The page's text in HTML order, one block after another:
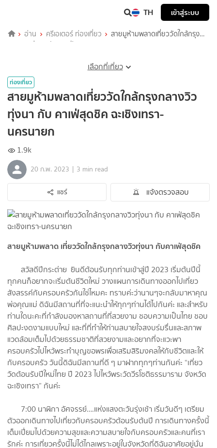
TH เข้าสู่ระบบ
อ่าน ครีเอเตอร์ ท่องเที่ยว
สายมูห้ามพลาดเที่ยววัดใกล้กรุง
กลางวิวทุ่งนา กับ คาเฟ่สุดชิค ฉะเชิงเทรา-นครนายก
เลือกที่เที่ยว
ท่องเที่ยว
สายมูห้ามพลาดเที่ยววัดใกล้กรุงกลางวิว
ทุ่งนา กับ คาเฟ่สุดชิค ฉะเชิงเทรา-
นครนายก
1.9k
20 ก.พ. 2023 | 3 min read
แชร์ แจ้งตรวจสอบ
สายมูห้ามพลาด เที่ยววัดใกล้กรุงกลางวิวทุ่งนา กับคาเฟ่สุดชิค
สวัสดีปีกระต่าย ยินดีต้อนรับทุกท่านเข้าสู่ปี 2023 เริ่มต้นปีนี้
ทุกคนก็อยากจะเริ่มต้นชีวิตใหม่ วางแผนการเดินทางออกไปเที่ยว
สังสรรค์กับครอบครัวกันใช่ไหมคะ ทราบค่ะว่านานๆจะกลับมาหาคุณ
พ่อคุณแม่ ดิฉันมีสถานที่ที่จะแนะนำให้ทุกๆท่านได้ไปกันค่ะ และสำหรับ
ท่านใดนะคะที่กำลังมองหาสถานที่ที่สวยงาม ชอบความเป็นไทย ชอบ
ศิลปะงดงามแบบใหม่ และที่ที่ทำให้ท่านสบายใจสงบร่มรื่นและสภาพ
แวดล้อมเต็มไปด้วยธรรมชาติที่สวยงามและอยากที่จะแวะพา
ครอบครัวไปไหว้พระทำบุญขอพรเพื่อเสริมสิริมงคลให้กับชีวิตและให้
กับครอบครัว วันนี้ดิฉันมีสถานที่ดี ๆ มาฝากทุกๆท่านกันค่ะ “เที่ยว
วัดต้อนรับปีใหม่ไทย ปี 2023 ไปไหว้พระวัดวีรโชติธรรมาราม จังหวัด
ฉะเชิงเทรา” กันค่ะ
7:00 นาฬิกา อัศจรรย์….แห่งแสงตะวันรุ่งเช้า เริ่มวันดีๆ เตรียม
ตัวออกเดินทางไปเที่ยวกับครอบครัวต้อนรับต้นปี การเดินทางครั้งนี้
เต็มเปี่ยมไปด้วยความสุขและความสบายใจกับครอบครัวและคนที่เรา
รักค่ะ การเที่ยวครั้งนี้ไม่ได้ไกลเพราะอยู่ในจังหวัดที่ดิฉันอาศัยอยู่นั่น